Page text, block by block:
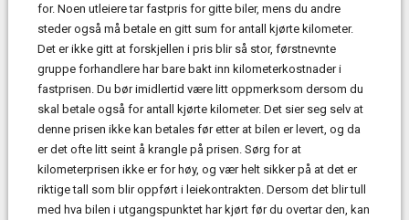
for. Noen utleiere tar fastpris for gitte biler, mens du andre
steder også må betale en gitt sum for antall kjørte kilometer.
Det er ikke gitt at forskjellen i pris blir så stor, førstnevnte
gruppe forhandlere har bare bakt inn kilometerkostnader i
fastprisen. Du bør imidlertid være litt oppmerksom dersom du
skal betale også for antall kjørte kilometer. Det sier seg selv at
denne prisen ikke kan betales før etter at bilen er levert, og da
er det ofte litt seint å krangle på prisen. Sørg for at
kilometerprisen ikke er for høy, og vær helt sikker på at det er
riktige tall som blir oppført i leiekontrakten. Dersom det blir tull
med hva bilen i utgangspunktet har kjørt før du overtar den, kan